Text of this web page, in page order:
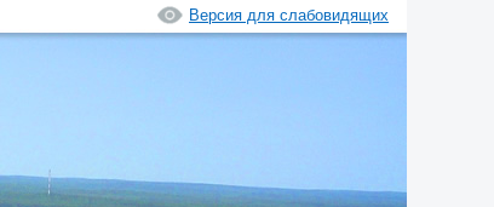
Версия для слабовидящих